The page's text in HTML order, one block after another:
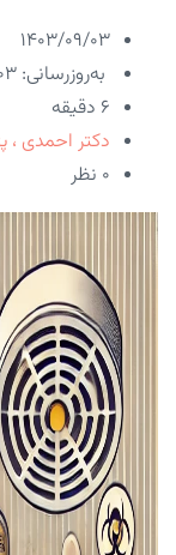
۱۴۰۳/۰۹/۰۳
به‌روزرسانی: ۱۴۰۳/۰۹/۰۳
6 دقیقه
دکتر احمدی
۰ نظر